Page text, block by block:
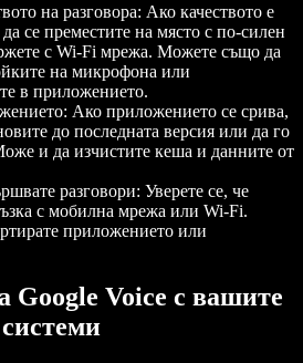
на разговора: Ако качеството е
се преместите на място с по-силен
с Wi-Fi мрежа. Можете също да
на микрофона или
в приложението.
Ако приложението се срива,
до последната версия или да го
и да изчистите кеша и данните от
разговори: Уверете се, че
с мобилна мрежа или Wi-Fi.
приложението или
Google Voice с вашите